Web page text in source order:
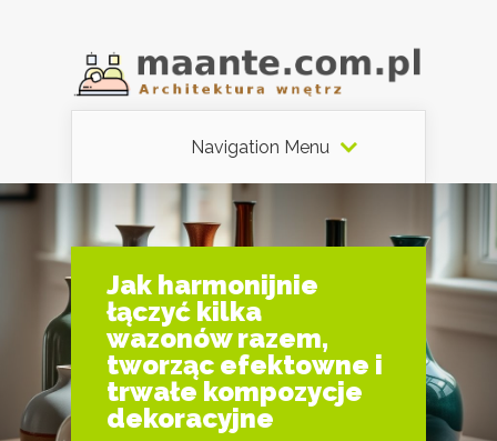
Navigation Menu
Jak harmonijnie
łączyć kilka
wazonów razem,
tworząc efektowne i
trwałe kompozycje
dekoracyjne